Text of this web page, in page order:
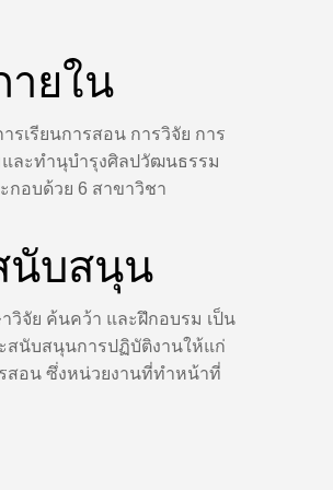
ยใน
เรียนการสอน การวิจัย การ
ละทํานุบํารุงศิลปวัฒนธรรม
กอบด้วย 6 สาขาวิชา
นับสนุน
วิจัย ค้นคว้า และฝึกอบรม เป็น
สนับสนุนการปฏิบัติงานให้แก่
สอน ซึ่งหน่วยงานที่ทำหน้าที่